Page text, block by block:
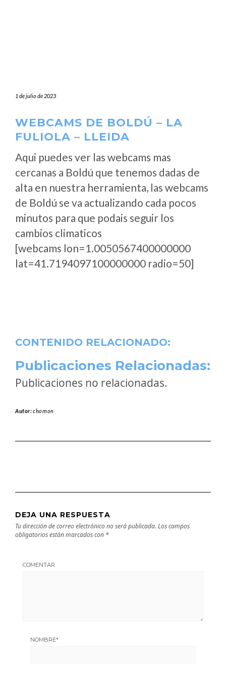
1 de julio de 2023
WEBCAMS DE BOLDÚ – LA
FULIOLA – LLEIDA
Aqui puedes ver las webcams mas
cercanas a Boldú que tenemos dadas de
alta en nuestra herramienta, las webcams
de Boldú se va actualizando cada pocos
minutos para que podais seguir los
cambios climaticos
[webcams lon=1.0050567400000000
lat=41.7194097100000000 radio=50]
CONTENIDO RELACIONADO:
Publicaciones Relacionadas:
Publicaciones no relacionadas.
Autor:chomon
DEJA UNA RESPUESTA
Tu dirección de correo electrónico no será publicada. Los campos
obligatorios están marcados con *
COMENTAR
NOMBRE*